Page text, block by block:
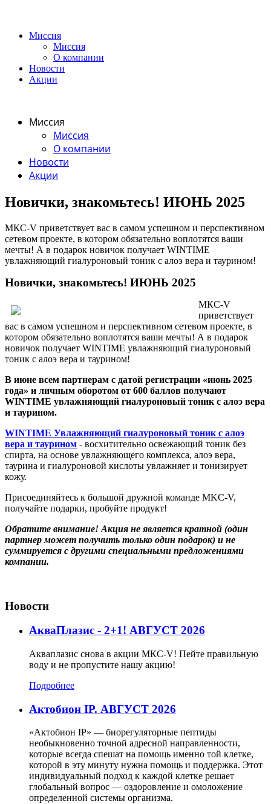
Миссия
Миссия
О компании
Новости
Акции
Миссия
Миссия
О компании
Новости
Акции
Новички, знакомьтесь! ИЮНЬ 2025
МКС-V приветствует вас в самом успешном и перспективном
сетевом проекте, в котором обязательно воплотятся ваши
мечты! А в подарок новичок получает WINTIME
увлажняющий гиалуроновый тоник с алоэ вера и таурином!
Новички, знакомьтесь! ИЮНЬ 2025
МКС-V
приветствует
вас в самом успешном и перспективном сетевом проекте, в
котором обязательно воплотятся ваши мечты! А в подарок
новичок получает WINTIME увлажняющий гиалуроновый
тоник с алоэ вера и таурином!
В июне всем партнерам с датой регистрации «июнь 2025
года» и личным оборотом от 600 баллов получают
WINTIME увлажняющий гиалуроновый тоник с алоэ вера
и таурином.
WINTIME Увлажняющий гиалуроновый тоник с алоэ
вера и таурином - восхитительно освежающий тоник без
спирта, на основе увлажняющего комплекса, алоэ вера,
таурина и гиалуроновой кислоты увлажняет и тонизирует
кожу.
Присоединяйтесь к большой дружной команде MKC-V,
получайте подарки, пробуйте продукт!
Обратите внимание! Акция не является кратной (один
партнер может получить только один подарок) и не
суммируется с другими специальными предложениями
компании.
Новости
АкваПлазис - 2+1! АВГУСТ 2026
Акваплазис снова в акции МКС-V! Пейте правильную
воду и не пропустите нашу акцию!
Подробнее
Актобион IP. АВГУСТ 2026
«Актобион IP» — биорегуляторные пептиды
необыкновенно точной адресной направленности,
которые всегда спешат на помощь именно той клетке,
которой в эту минуту нужна помощь и поддержка. Этот
индивидуальный подход к каждой клетке решает
глобальный вопрос — оздоровление и омоложение
определенной системы организма.